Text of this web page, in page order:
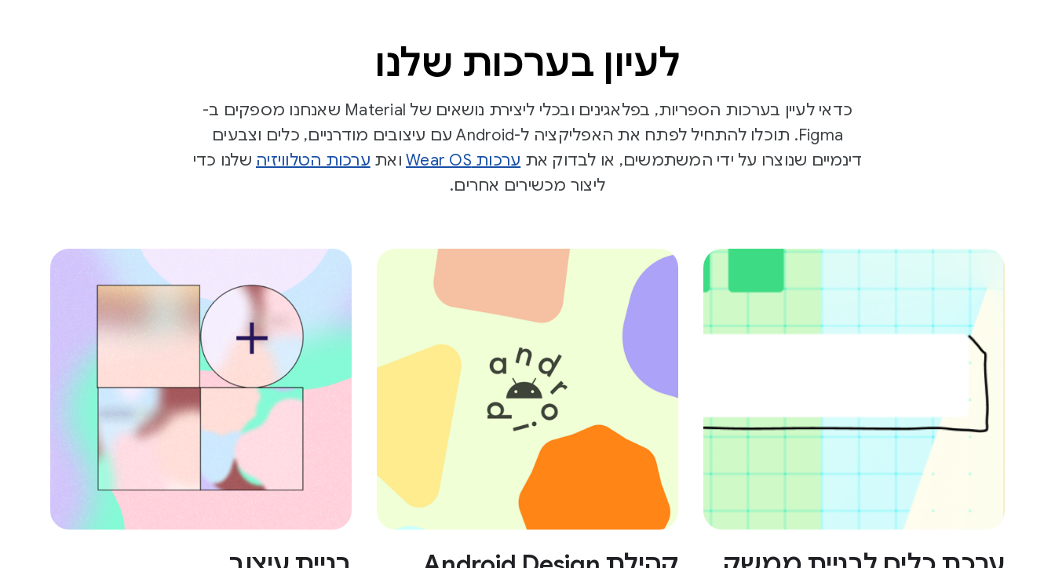
לעיון בערכות שלנו
כדאי לעיין בערכות הספריות, בפלאגינים ובכלי ליצירת נושאים של Material שאנחנו מספקים ב-
Figma. תוכלו להתחיל לפתח את האפליקציה ל-Android עם עיצובים מודרניים, כלים וצבעים
דינמיים שנוצרו על ידי המשתמשים, או לבדוק את ערכות Wear OS ואת ערכות הטלוויזיה שלנו כדי
ליצור מכשירים אחרים.